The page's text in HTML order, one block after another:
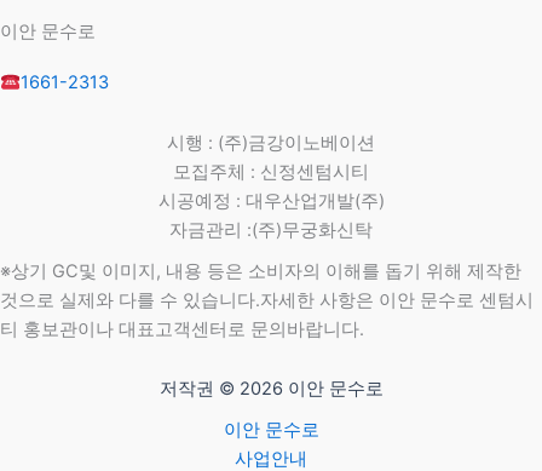
이안 문수로
1661-2313
시행 : (주)금강이노베이션
모집주체 : 신정센텀시티
시공예정 : 대우산업개발(주)
자금관리 :(주)무궁화신탁
※상기 GC및 이미지, 내용 등은 소비자의 이해를 돕기 위해 제작한
것으로 실제와 다를 수 있습니다.자세한 사항은 이안 문수로 센텀시
티 홍보관이나 대표고객센터로 문의바랍니다.
저작권 © 2026 이안 문수로
이안 문수로
사업안내